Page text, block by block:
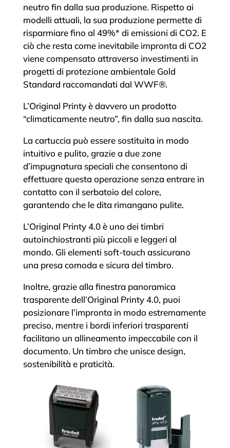
neutro fin dalla sua produzione. Rispetto ai
modelli attuali, la sua produzione permette di
risparmiare fino al 49%* di emissioni di CO2. E
ciò che resta come inevitabile impronta di CO2
viene compensato attraverso investimenti in
progetti di protezione ambientale Gold
Standard raccomandati dal WWF®.
L’Original Printy è davvero un prodotto
“climaticamente neutro”, fin dalla sua nascita.
La cartuccia può essere sostituita in modo
intuitivo e pulito, grazie a due zone
d’impugnatura speciali che consentono di
effettuare questa operazione senza entrare in
contatto con il serbatoio del colore,
garantendo che le dita rimangano pulite.
L’Original Printy 4.0 è uno dei timbri
autoinchiostranti più piccoli e leggeri al
mondo. Gli elementi soft-touch assicurano
una presa comoda e sicura del timbro.
Inoltre, grazie alla finestra panoramica
trasparente dell’Original Printy 4.0, puoi
posizionare l’impronta in modo estremamente
preciso, mentre i bordi inferiori trasparenti
facilitano un allineamento impeccabile con il
documento. Un timbro che unisce design,
sostenibilità e praticità.